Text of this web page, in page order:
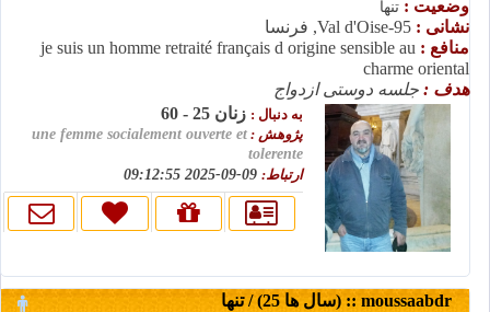
وضعیت : تنها
نشانی : Val d'Oise-95, فرنسا
منافع : je suis un homme retraité français d origine sensible au
charme oriental
هدف : جلسه دوستی ازدواج
به دنبال : زنان 25 - 60
پژوهش : une femme socialement ouverte et
tolerente
ارتباط:
moussaabdr :: (سال ها 25) / تنها